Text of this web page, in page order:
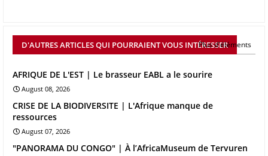
D'AUTRES ARTICLES QUI POURRAIENT VOUS INTÉRESSER
Plus d'éléments
AFRIQUE DE L'EST | Le brasseur EABL a le sourire
August 08, 2026
CRISE DE LA BIODIVERSITE | L'Afrique manque de
ressources
August 07, 2026
"PANORAMA DU CONGO" | À l’AfricaMuseum de Tervuren